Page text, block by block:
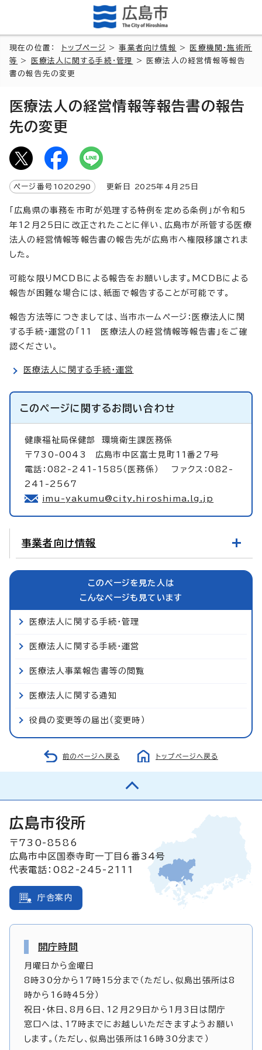
現在の位置： トップページ >事業者向け情報 >
医療機関・施術所
等
> 医療法人に関する手続・管理
> 医療法人の経営情報等報告
書の報告先の変更
医療法人の経営情報等報告書の報告
先の変更
ページ番号 1020290 更新日 2025年4月 25 日
「広島県の事務を市町が処理する特例を定める条例」が令和5
年12月25日に改正されたことに伴い、広島市が所管する医療
法人の経営情報等報告書の報告先が広島市へ権限移譲されま
した。
可能な限りMCDBによる報告をお願いします。MCDBによる
報告が困難な場合には、紙面で報告することが可能です。
報告方法等につきましては、当市ホームページ：医療法人に関
する手続・運営の「11 医療法人の経営情報等報告書」をご確
認ください。
医療法人に関する手続・運営
このページに関するお問い合わせ
健康福祉局保健部 環境衛生課医務係
〒730-0043 広島市中区富士見町11番27号
電話：082-241-1585（医務係） ファクス：082-
241-2567
imu-yakumu@city.hiroshima.lg.jp
事業者向け情報
このページを見た人は
こんなページも見ています
医療法人に関する手続・管理
医療法人に関する手続・運営
医療法人事業報告書等の閲覧
医療法人に関する通知
役員の変更等の届出（変更時）
前のページへ戻る トップページへ戻る
広島市役所
〒730-8586
広島市中区国泰寺町一丁目6番34号
代表電話：082-245-2111
庁舎案内
開庁時間
月曜日から金曜日
8時30分から17時15分まで（ただし、似島出張所は8
時から16時45分）
祝日・休日、8月6日、12月29日から1月3日は閉庁
窓口へは、17時までにお越しいただきますようお願い
します。（ただし、似島出張所は16時30分まで）